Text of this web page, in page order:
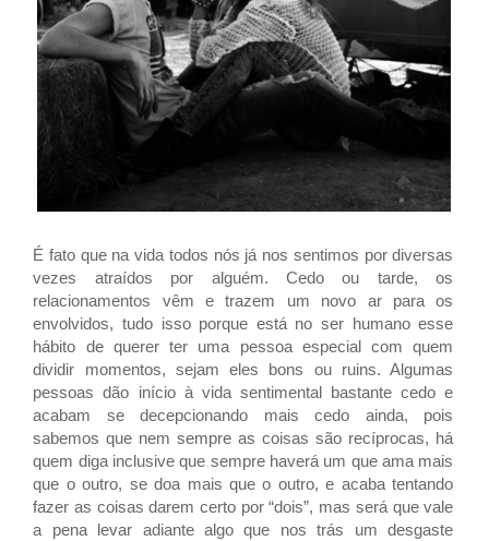
É fato que na vida todos nós já nos sentimos por diversas
vezes atraídos por alguém. Cedo ou tarde, os
relacionamentos vêm e trazem um novo ar para os
envolvidos, tudo isso porque está no ser humano esse
hábito de querer ter uma pessoa especial com quem
dividir momentos, sejam eles bons ou ruins. Algumas
pessoas dão início à vida sentimental bastante cedo e
acabam se decepcionando mais cedo ainda, pois
sabemos que nem sempre as coisas são recíprocas, há
quem diga inclusive que sempre haverá um que ama mais
que o outro, se doa mais que o outro, e acaba tentando
fazer as coisas darem certo por “dois”, mas será que vale
a pena levar adiante algo que nos trás um desgaste